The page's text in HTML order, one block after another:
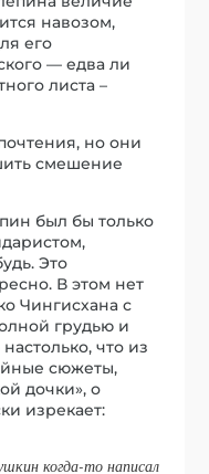
навозом,
его
— едва ли
листа –
но они
смешение
был бы только
Это
В этом нет
Чингисхана с
грудью и
что из
сюжеты,
дочки», о
изрекает:
когда-то написал